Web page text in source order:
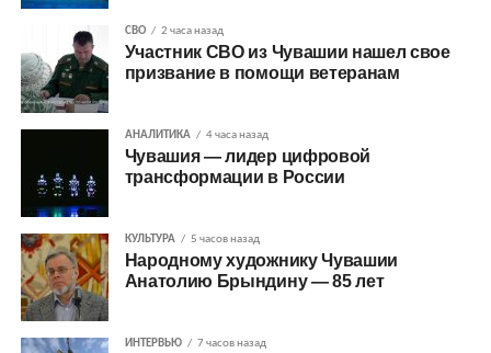
СВО 2 часа назад
Участник СВО из Чувашии нашел свое
призвание в помощи ветеранам
АНАЛИТИКА 4 часа назад
Чувашия — лидер цифровой
трансформации в России
КУЛЬТУРА 5 часов назад
Народному художнику Чувашии
Анатолию Брындину — 85 лет
ИНТЕРВЬЮ 7 часов назад